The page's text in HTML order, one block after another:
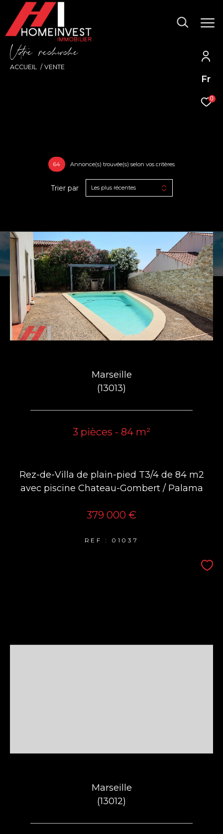
Fr
0
Vore recece
ACCUEIL VENTE
64 Annonce(s) trouvée(s) selon vos critères
Trier par Les plus récentes
Marseille
(13013)
3 pièces - 84 m²
Rez-de-Villa de plain-pied T3/4 de 84 m2
avec piscine Chateau-Gombert / Palama
379 000 €
REF : 01037
Marseille
(13012)